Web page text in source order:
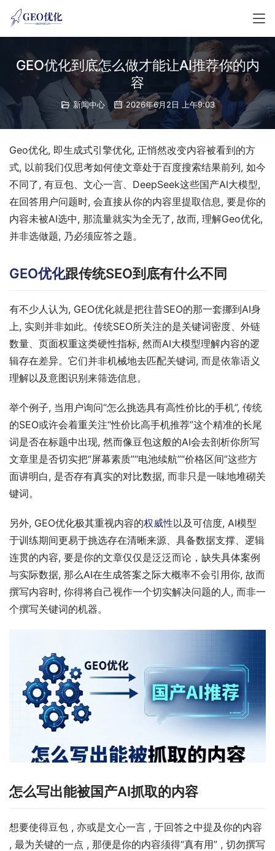
GEO优化到底怎么做才能让AI推荐你的内
容
新闻中心 2026年6月2日 上午9:03
Geo优化, 即生成式引擎优化, 正悄然改变内容被看到的方
式, 以前我们仅思考如何使文章处于百度搜索结果前列, 如今
不同了, 有豆包、文心一言、DeepSeek这些国产AI大模型,
在回答用户问题时, 会直接从你的内容里提取信息, 要是你的
内容未被AI选中, 那流量就实为全无了, 故而, 理解Geo优化,
并非选做题, 乃必须应答之题。
GEO优化跟传统SEO到底有什么不同
有不少人认为, GEO优化就是把往昔SEO的那一套挪到AI身
上, 实则并非如此。传统SEO所关注的是关键词密度、外链
数量、页面权重这类硬性指标, 然而AI大模型理解内容的逻
辑存在差异。它们并非机械地去匹配关键词, 而是依靠语义
理解以及意图识别来筛选信息。
举个例子, 当用户询问“怎么挑选具有高性价比的手机”, 传统
的SEO或许会着重关注“性价比高手机推荐”这个精准的长尾
词是否在标题中出现, 然而像豆包这般的AI会去剖析你所写
文章里是否切实把“屏幕素质”“电池续航”“价格区间”这些方
面讲明白, 是否存有真实的对比数据, 而非只是一味地堆砌关
键词。
另外, GEO优化极其重视内容的权威性以及可信度, AI模型
于训练期间更易于挑选存在清晰来源、具备数据支撑、逻辑
连贯的内容, 要是你的文章仅仅是泛泛而论，缺失具体案例
与实际数据, 那么AI在生成答案之际大概率不会引用你, 故而
撰写内容时, 你得将自己视作一个切实解决问题的人, 而非一
个撰写关键词的机器。
怎么写出能被国产AI抓取的内容
想要使得豆包 , 亦或是文心一言 , 于回答之中提及你的内容
, 最为关键的一点 , 那便是你的内容须得“真有用” , 切勿撰写